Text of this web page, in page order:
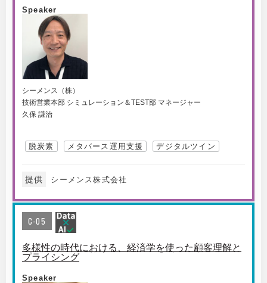
Speaker
シーメンス（株）
技術営業本部 シミュレーション＆TEST部 マネージャー
久保 謙治
脱炭素 メタバース運用支援 デジタルツイン
提供 シーメンス株式会社
C-05
多様性の時代における、経済学を使った顧客理解と
プライシング
Speaker